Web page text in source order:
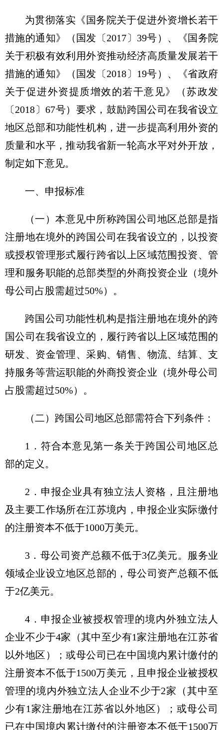
为贯彻落实《国务院关于促进外资增长若干
措施的通知》（国发〔2017〕39号）、《国务院
关于积极有效利用外资推动经济高质量发展若干
措施的通知》（国发〔2018〕19号）、《省政府
关于促进外资提质增效的若干意见》（苏政发
〔2018〕67号）要求，鼓励跨国公司在我省设立
地区总部和功能性机构，进一步提高利用外资的
质量和水平，推动我省新一轮高水平对外开放，
制定如下意见。
一、申报标准
（一）本意见中所称跨国公司地区总部是指
注册地在境外的跨国公司在我省设立的，以投资
或授权管理形式履行跨省以上区域范围投资、管
理和服务职能的总部类型的外商投资企业（境外
母公司占股需超过50%）。
跨国公司功能性机构是指注册地在境外的跨
国公司在我省设立的，履行跨省以上区域范围的
研发、资金管理、采购、销售、物流、结算、支
持服务等营运职能的外商投资企业（境外母公司
占股需超过50%）。
（二）跨国公司地区总部需符合下列条件：
1．符合本意见第一条关于跨国公司地区总
部的定义。
2．申报企业具有独立法人资格，且注册地
及主要工作场所在江苏境内，申报企业实际缴付
的注册资本不低于1000万美元。
3．母公司资产总额不低于3亿美元。服务业
领域企业设立地区总部的，母公司资产总额不低
于2亿美元。
4．申报企业被授权管理的境内外独立法人
企业不少于4家（其中至少有1家注册地在江苏省
以外地区）；或母公司已在中国境内累计缴付的
注册资本不低于1500万美元，且申报企业被授权
管理的境内外独立法人企业不少于2家（其中至
少有1家注册地在江苏省以外地区）；或母公司
已在中国境内累计缴付的注册资本不低于1500万